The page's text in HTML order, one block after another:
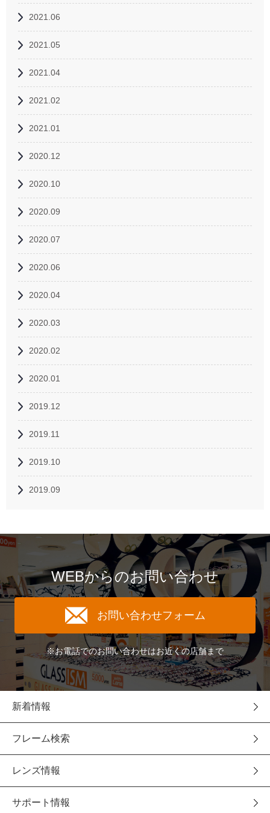
2021.06
2021.05
2021.04
2021.02
2021.01
2020.12
2020.10
2020.09
2020.07
2020.06
2020.04
2020.03
2020.02
2020.01
2019.12
2019.11
2019.10
2019.09
WEBからのお問い合わせ
お問い合わせフォーム
※お電話でのお問い合わせはお近くの店舗まで
新着情報
フレーム検索
レンズ情報
サポート情報